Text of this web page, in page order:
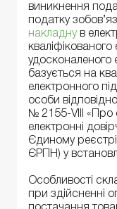
виникнення
податку
накладнув
удосконаленого
базується на
електронного
особи
№ 2155-VIII «Про
електронні
Єдиному
ЄРПН) у
Особливості
при здійсненні